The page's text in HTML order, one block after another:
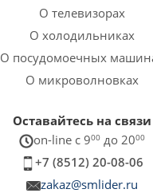
О телевизорах
О холодильниках
О посудомоечных
О микроволновках
Оставайтесь на связи
on-line c 900 до 2000
+7 (8512) 20-08-06
zakaz@smlider.ru